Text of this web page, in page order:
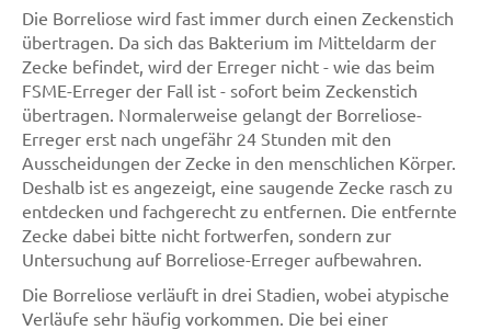
Die Borreliose wird fast immer durch einen Zeckenstich
übertragen. Da sich das Bakterium im Mitteldarm der
Zecke befindet, wird der Erreger nicht - wie das beim
FSME-Erreger der Fall ist - sofort beim Zeckenstich
übertragen. Normalerweise gelangt der Borreliose-
Erreger erst nach ungefähr 24 Stunden mit den
Ausscheidungen der Zecke in den menschlichen Körper.
Deshalb ist es angezeigt, eine saugende Zecke rasch zu
entdecken und fachgerecht zu entfernen. Die entfernte
Zecke dabei bitte nicht fortwerfen, sondern zur
Untersuchung auf Borreliose-Erreger aufbewahren.
Die Borreliose verläuft in drei Stadien, wobei atypische
Verläufe sehr häufig vorkommen. Die bei einer